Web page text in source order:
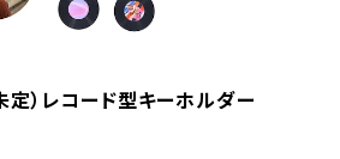
定）レコード型キーホルダー